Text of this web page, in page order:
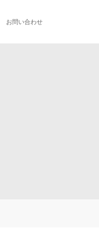
お問い合わせ